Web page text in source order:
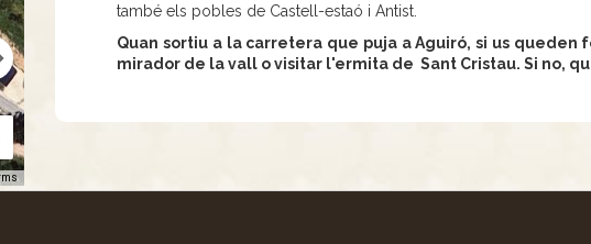
també els pobles de Castell-estaó i Antist.
Quan sortiu a la carretera que puja a Aguiró, si us
mirador de la vall o visitar l'ermita de Sant Cristau. Si no,